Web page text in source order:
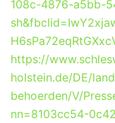
108c-4876-a5bb-
https://
holstein.de/DE/
behoerden/V/
nn=8103cc54-